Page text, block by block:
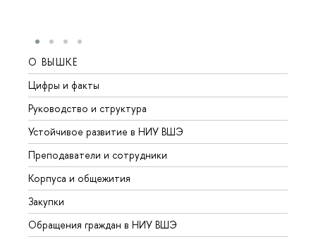
О ВЫШКЕ
Цифры и факты
Руководство и структура
Устойчивое развитие в НИУ ВШЭ
Преподаватели и сотрудники
Корпуса и общежития
Закупки
Обращения граждан в НИУ ВШЭ